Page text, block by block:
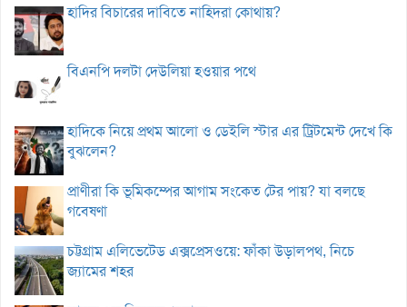
হাদির বিচারের দাবিতে নাহিদরা কোথায়?
বিএনপি দলটা দেউলিয়া হওয়ার পথে
হাদিকে নিয়ে প্রথম আলো ও ডেইলি স্টার এর ট্রিটমেন্ট দেখে কি
বুঝলেন?
প্রাণীরা কি ভূমিকম্পের আগাম সংকেত টের পায়? যা বলছে
গবেষণা
চট্টগ্রাম এলিভেটেড এক্সপ্রেসওয়ে: ফাঁকা উড়ালপথ, নিচে
জ্যামের শহর